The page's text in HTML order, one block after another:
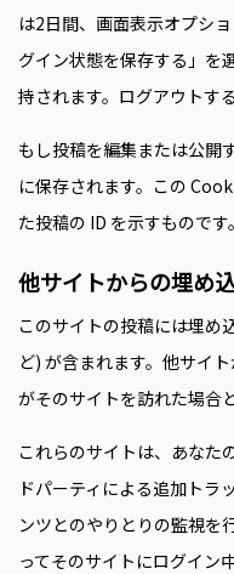
は2日間、画面表示オプシ
グイン状態を保存する」を
持されます。ログアウトす
もし投稿を編集または公開
に保存されます。この
た投稿の ID を示すものです
他サイトからの埋め
このサイトの投稿には埋め
ど) が含まれます。他サイ
がそのサイトを訪れた場合
これらのサイトは、あなた
ドパーティによる追加トラ
ンツとのやりとりの監視を
ってそのサイトにログイン